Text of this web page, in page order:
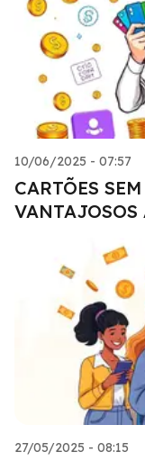
10/06/2025 - 07:57
CARTÕES
27/05/2025 - 08:15